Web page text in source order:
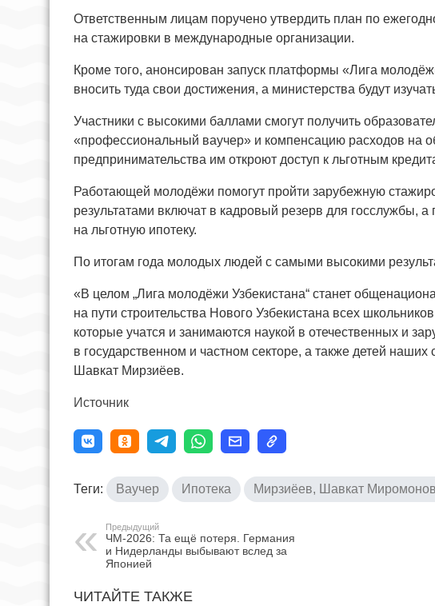
Ответственным лицам поручено утвердить план по
на стажировки в международные организации.
Кроме того, анонсирован запуск платформы «Лига
вносить туда свои достижения, а министерства будут
Участники с высокими баллами смогут получить
«профессиональный ваучер» и компенсацию расходов на
предпринимательства им откроют доступ к льготным
Работающей молодёжи помогут пройти зарубежную
результатами включат в кадровый резерв для госслужбы, а
на льготную ипотеку.
По итогам года молодых людей с самыми высокими
«В целом „Лига молодёжи Узбекистана“ станет
на пути строительства Нового Узбекистана всех
которые учатся и занимаются наукой в отечественных и
в государственном и частном секторе, а также детей
Шавкат Мирзиёев.
Источник
Теги: Ваучер Ипотека Мирзиёев, Шавкат
Предыдущий
ЧМ-2026: Та ещё потеря. Германия
и Нидерланды выбывают вслед за
Японией
ЧИТАЙТЕ ТАКЖЕ